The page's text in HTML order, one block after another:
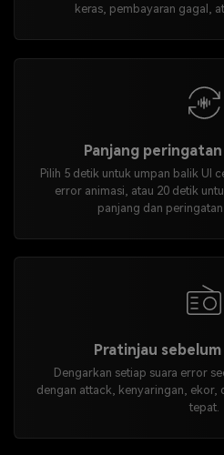
keras, pembayaran gagal,
Panjang
Pilih 5 detik untuk umpan balik UI
error animasi, atau 20 detik
panjang dan
Pratinjau
Dengarkan setiap suara error
dengan attack, kenyaringan, ekor,
tepat.